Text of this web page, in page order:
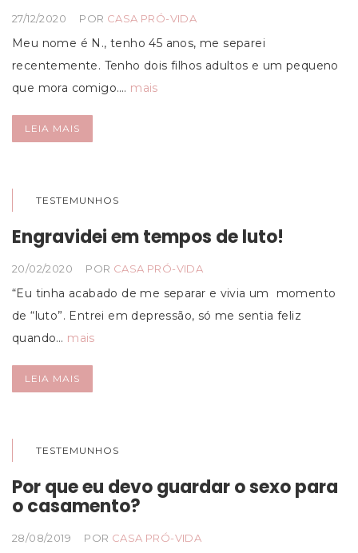
27/12/2020 POR CASA PRÓ-VIDA
Meu nome é N., tenho 45 anos, me separei
recentemente. Tenho dois filhos adultos e um pequeno
que mora comigo.… mais
LEIA MAIS
TESTEMUNHOS
Engravidei em tempos de luto!
20/02/2020 POR CASA PRÓ-VIDA
“Eu tinha acabado de me separar e vivia um momento
de “luto”. Entrei em depressão, só me sentia feliz
quando… mais
LEIA MAIS
TESTEMUNHOS
Por que eu devo guardar o sexo para
o casamento?
28/08/2019 POR CASA PRÓ-VIDA